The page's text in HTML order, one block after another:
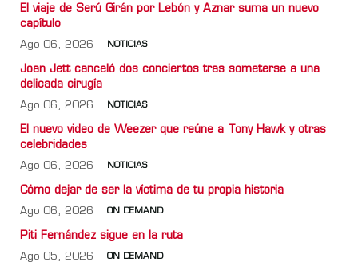
El viaje de Serú Girán por Lebón y Aznar suma un nuevo
capítulo
Ago 06, 2026 NOTICIAS
Joan Jett canceló dos conciertos tras someterse a una
delicada cirugía
Ago 06, 2026 NOTICIAS
El nuevo video de Weezer que reúne a Tony Hawk y otras
celebridades
Ago 06, 2026 NOTICIAS
Cómo dejar de ser la víctima de tu propia historia
Ago 06, 2026 ON DEMAND
Piti Fernández sigue en la ruta
Ago 05, 2026 ON DEMAND